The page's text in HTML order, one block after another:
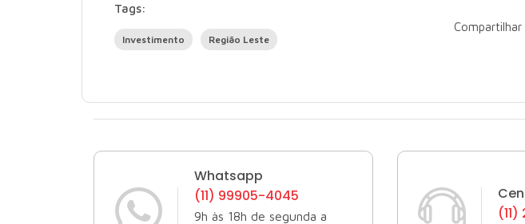
Tags:
Investimento Região Leste
Compartilhar
Whatsapp
(11) 99905-4045
9h às 18h de segunda a